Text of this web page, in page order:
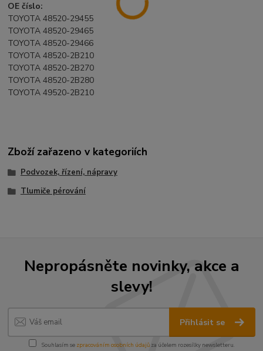
OE číslo:
TOYOTA 48520-29455
TOYOTA 48520-29465
TOYOTA 48520-29466
TOYOTA 48520-2B210
TOYOTA 48520-2B270
TOYOTA 48520-2B280
TOYOTA 49520-2B210
Zboží zařazeno v kategoriích
Podvozek, řízení, nápravy
Tlumiče pérování
Nepropásněte novinky, akce a
slevy!
Přihlásit se
Souhlasím se zpracováním osobních údajůza účelem rozesílky newsletteru.